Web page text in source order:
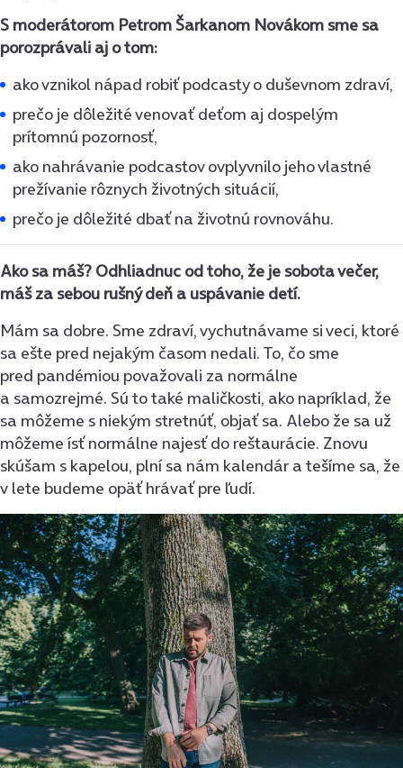
S moderátorom Petrom Šarkanom Novákom sme sa
porozprávali aj o tom:
ako vznikol nápad robiť podcasty o duševnom zdraví,
prečo je dôležité venovať deťom aj dospelým
prítomnú pozornosť,
ako nahrávanie podcastov ovplyvnilo jeho vlastné
prežívanie rôznych životných situácií,
prečo je dôležité dbať na životnú rovnováhu.
Ako sa máš? Odhliadnuc od toho, že je sobota večer,
máš za sebou rušný deň a uspávanie detí.
Mám sa dobre. Sme zdraví, vychutnávame si veci, ktoré
sa ešte pred nejakým časom nedali. To, čo sme
pred pandémiou považovali za normálne
a samozrejmé. Sú to také maličkosti, ako napríklad, že
sa môžeme s niekým stretnúť, objať sa. Alebo že sa už
môžeme ísť normálne najesť do reštaurácie. Znovu
skúšam s kapelou, plní sa nám kalendár a tešíme sa, že
v lete budeme opäť hrávať pre ľudí.